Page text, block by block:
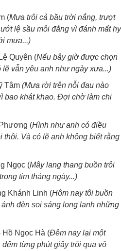
(Mưa trôi cả bầu trời nắng, trượt
lệ sầu môi đắng vì đánh mất hy
mưa...)
Quyên (Nếu bây giờ được chọn
vẫn yêu anh như ngày xưa...)
Tâm (Mưa rời trên nỗi đau nào
bao khát khao. Đợi chờ làm chi
(Hình như anh có điều
thôi. Và có lẽ anh không biết rằng
Ngọc (Mây lang thang buồn trôi
tim tháng ngày...)
Khánh Linh (Hôm nay tôi buồn
đèn soi sáng long lanh những
Hồ Ngọc Hà (Đêm nay lại một
từng phút giây trôi qua vô